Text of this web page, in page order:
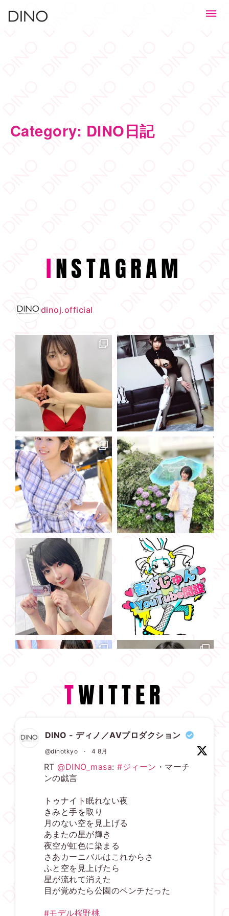
Category: DINO日記
INSTAGRAM
dinoj.official
TWITTER
DINO - ディノ／AVプロダクション
@dinotkyo · 4 8月
RT@DINO_masa:#ジィーン ・マーチ
ンの戯言
トゥナイト眠れない夜
きみと手を取り
月のない空を見上げる
あまたの星が輝き
夜空が虹色に染まる
さあカーニバルはこれからさ
ふと空を見上げたら
星が流れて消えた
目が覚めたら公園のベンチだった
#モデル桜野桃